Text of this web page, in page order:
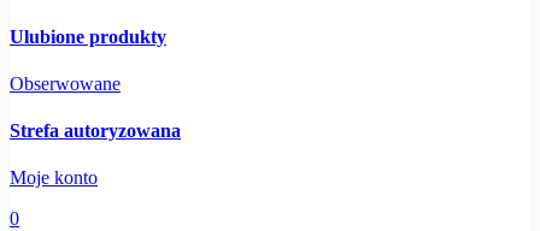
Ulubione produkty
Obserwowane
Strefa autoryzowana
Moje konto
0